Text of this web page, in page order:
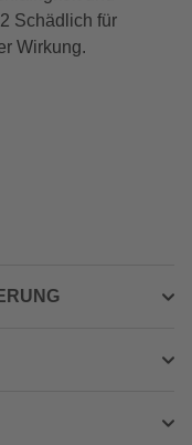
Schädlich für
Wirkung.